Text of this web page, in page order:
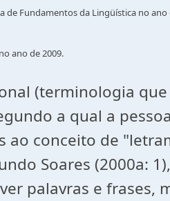
de Fundamentos da Lingüística no ano
ano de 2009.
(terminologia
a qual a
ao conceito de
Soares (2000a:
palavras e frases,